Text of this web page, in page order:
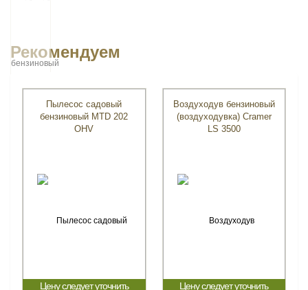
Рекомендуем
Пылесос садовый
бензиновый MTD 202
OHV
Цену следует уточнить
Воздуходув бензиновый
(воздуходувка) Cramer
LS 3500
Цену следует уточнить